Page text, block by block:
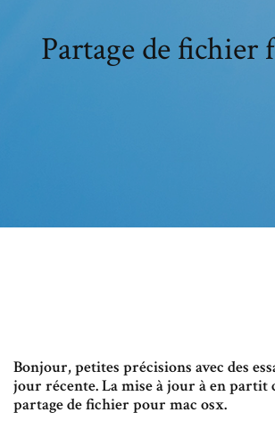
Partage de fichier
Bonjour, petites précisions avec des
jour récente. La mise à jour à en partit
partage de fichier pour mac osx.